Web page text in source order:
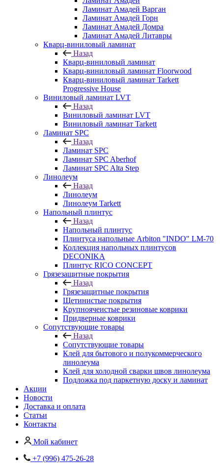
Ламинат Амадей Варган
Ламинат Амадей Горн
Ламинат Амадей Домра
Ламинат Амадей Литавры
Кварц-виниловый ламинат
Назад
Кварц-виниловый ламинат
Кварц-виниловый ламинат Floorwood
Кварц-виниловый ламинат Tarkett
Progressive House
Виниловый ламинат LVT
Назад
Виниловый ламинат LVT
Виниловый ламинат Tarkett
Ламинат SPC
Назад
Ламинат SPC
Ламинат SPC Aberhof
Ламинат SPC Alta Step
Линолеум
Назад
Линолеум
Линолеум Tarkett
Напольный плинтус
Назад
Напольный плинтус
Плинтуса напольные Arbiton "INDO" LM-70
Коллекция напольных плинтусов
DECONIKA
Плинтус RICO CONCEPT
Грязезащитные покрытия
Назад
Грязезащитные покрытия
Щетинистые покрытия
Крупноячеистые резиновые коврики
Придверные коврики
Сопутствующие товары
Назад
Сопутствующие товары
Клей для бытового и полукоммерческого
линолеума
Клей для холодной сварки швов линолеума
Подложка под паркетную доску и ламинат
Акции
Новости
Доставка и оплата
Статьи
Контакты
Мой кабинет
+7 (996) 475-26-28